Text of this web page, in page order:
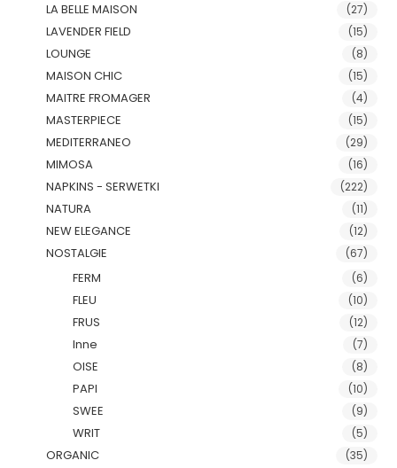
LA BELLE MAISON (27)
LAVENDER FIELD (15)
LOUNGE (8)
MAISON CHIC (15)
MAITRE FROMAGER (4)
MASTERPIECE (15)
MEDITERRANEO (29)
MIMOSA (16)
NAPKINS - SERWETKI (222)
NATURA (11)
NEW ELEGANCE (12)
NOSTALGIE (67)
FERM (6)
FLEU (10)
FRUS (12)
Inne (7)
OISE (8)
PAPI (10)
SWEE (9)
WRIT (5)
ORGANIC (35)